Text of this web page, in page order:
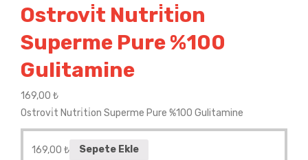
Ostrovi̇t Nutri̇ti̇on
Superme Pure %100
Gulitamine
169,00 ₺
Ostrovi̇t Nutri̇ti̇on Superme Pure %100 Gulitamine
169,00 ₺ Sepete Ekle